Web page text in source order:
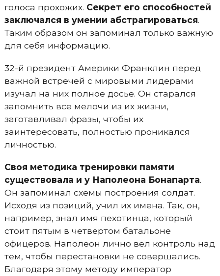
голоса прохожих. Секрет его способностей
заключался в умении абстрагироваться.
Таким образом он запоминал только важную
для себя информацию.
32-й президент Америки Франклин перед
важной встречей с мировыми лидерами
изучал на них полное досье. Он старался
запомнить все мелочи из их жизни,
заготавливал фразы, чтобы их
заинтересовать, полностью проникался
личностью.
Своя методика тренировки памяти
существовала и у Наполеона Бонапарта.
Он запоминал схемы построения солдат.
Исходя из позиций, учил их имена. Так, он,
например, знал имя пехотинца, который
стоит пятым в четвертом батальоне
офицеров. Наполеон лично вел контроль над
тем, чтобы перестановки не совершались.
Благодаря этому методу император